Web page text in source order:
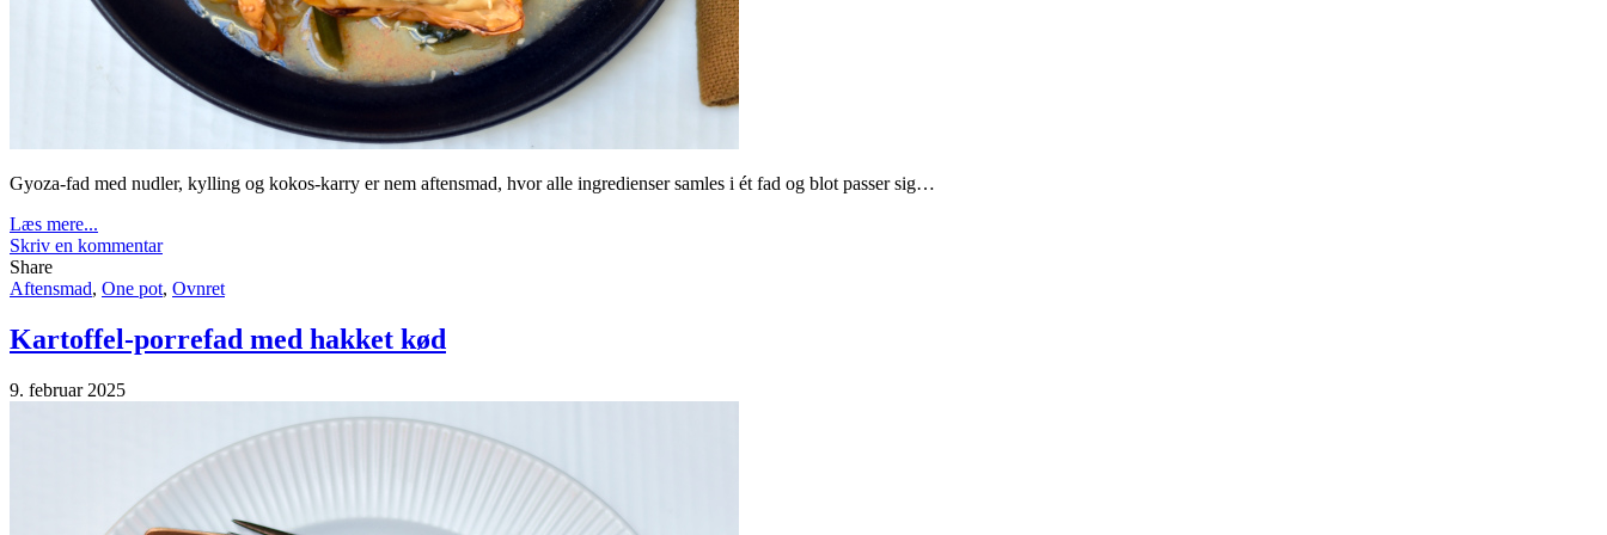
Gyoza-fad med nudler, kylling og kokos-karry er nem aftensmad, hvor alle ingredienser samles i ét fad og blot passer sig…
Læs mere...
Skriv en kommentar
Share
Aftensmad, One pot, Ovnret
Kartoffel-porrefad med hakket kød
9. februar 2025